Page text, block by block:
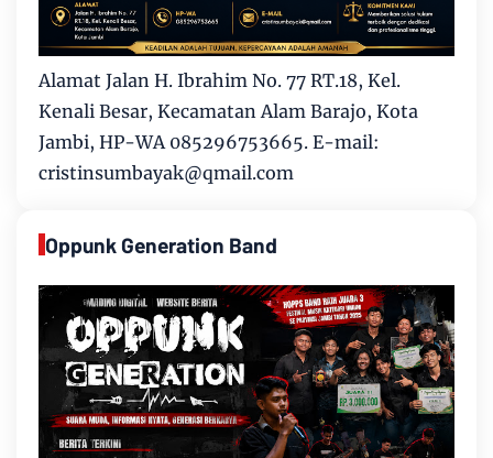
Alamat Jalan H. Ibrahim No. 77 RT.18, Kel.
Kenali Besar, Kecamatan Alam Barajo, Kota
Jambi, HP-WA 085296753665. E-mail:
cristinsumbayak@qmail.com
Oppunk Generation Band